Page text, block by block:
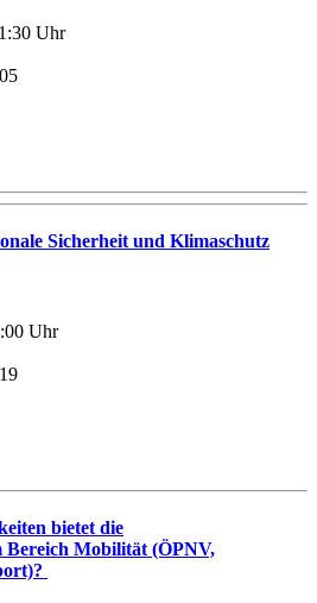
Uhr
Sicherheit und Klimaschutz
Uhr
bietet die
Bereich Mobilität (ÖPNV,